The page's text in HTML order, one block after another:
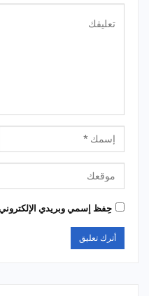
حِفظ إسمي وبريدي